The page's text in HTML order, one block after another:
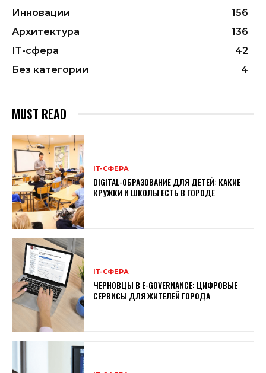
Инновации
156
Архитектура
136
ІТ-сфера
42
Без категории
4
MUST READ
ІТ-СФЕРА
DIGITAL-ОБРАЗОВАНИЕ ДЛЯ ДЕТЕЙ: КАКИЕ
КРУЖКИ И ШКОЛЫ ЕСТЬ В ГОРОДЕ
ІТ-СФЕРА
ЧЕРНОВЦЫ В E-GOVERNANCE: ЦИФРОВЫЕ
СЕРВИСЫ ДЛЯ ЖИТЕЛЕЙ ГОРОДА